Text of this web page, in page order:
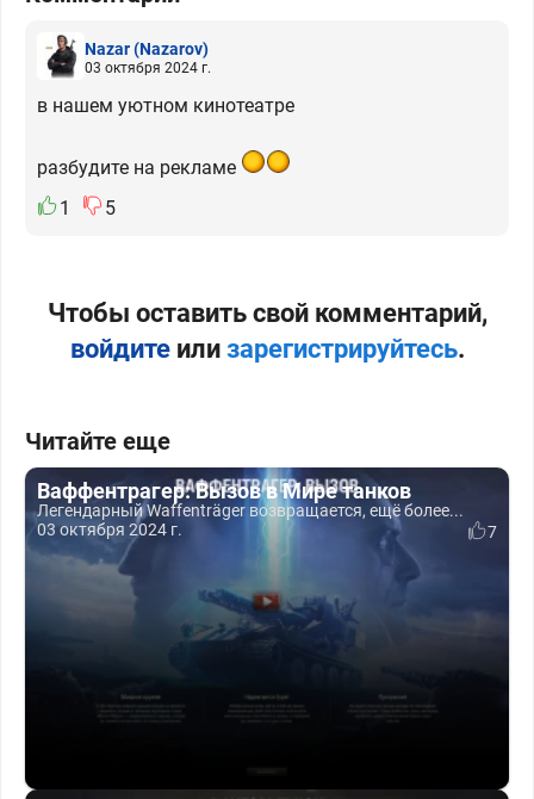
Nazar(Nazarov)
03 октября 2024 г.
в нашем уютном кинотеатре
разбудите на рекламе
1
5
Чтобы оставить свой комментарий,
войдитеили зарегистрируйтесь.
Читайте еще
Ваффентрагер: Вызов в Мире танков
Легендарный Waffenträger возвращается, ещё более...
03 октября 2024 г.
7